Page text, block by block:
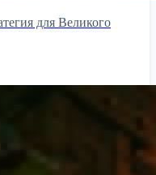
для Великого